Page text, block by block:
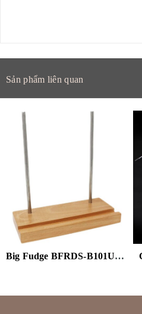
Sản phẩm liên quan
Big Fudge BFRDS-B101US Wooden Record Holder Display Stand Beech